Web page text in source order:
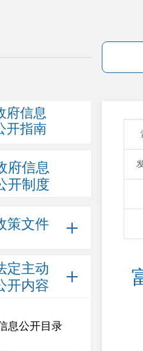
府信息
开指南
府信息
开制度
策文件
定主动
开内容
息公开目录